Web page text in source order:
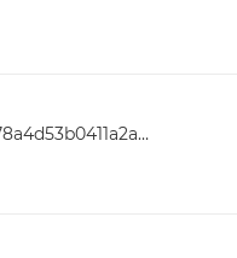
fcc3ee57478a4d53b0411a2ad5711561